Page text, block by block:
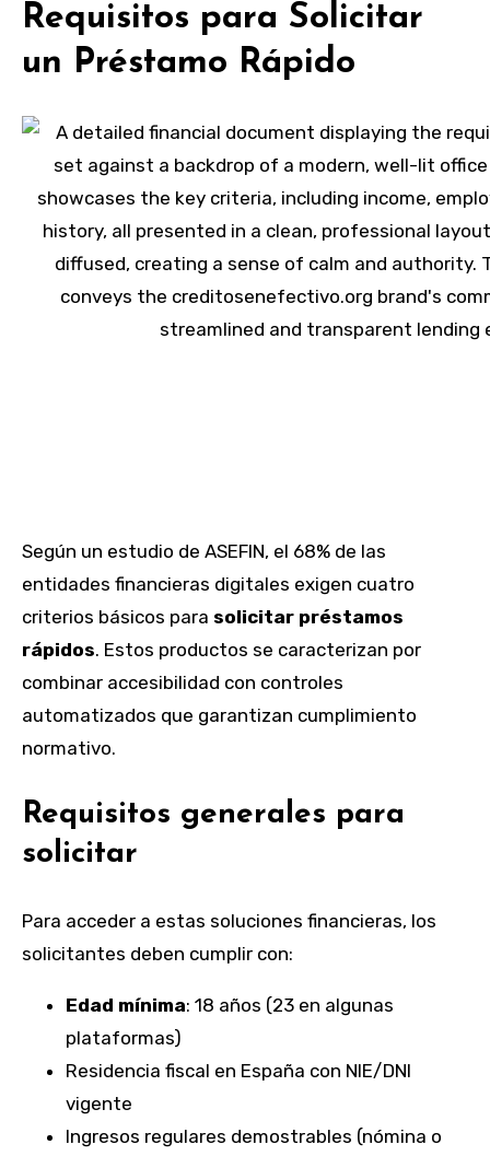
Requisitos para Solicitar
un Préstamo Rápido
Según un estudio de ASEFIN, el 68% de las
entidades financieras digitales exigen cuatro
criterios básicos para solicitar préstamos
rápidos. Estos productos se caracterizan por
combinar accesibilidad con controles
automatizados que garantizan cumplimiento
normativo.
Requisitos generales para
solicitar
Para acceder a estas soluciones financieras, los
solicitantes deben cumplir con:
Edad mínima: 18 años (23 en algunas
plataformas)
Residencia fiscal en España con NIE/DNI
vigente
Ingresos regulares demostrables (nómina o